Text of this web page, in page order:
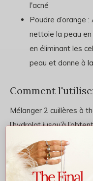
l'acné
Poudre d’orange
nettoie la peau
en éliminant les
peau et donne à
Comment
Mélanger 2 cuillères à
l’hydrolat jusqu’à
Utiliser une à deux fois
généreusement, pour
veut garder le masque